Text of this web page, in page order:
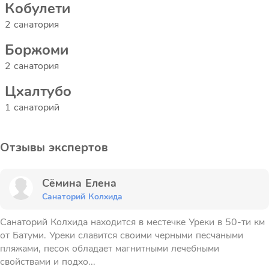
Кобулети
2 санатория
Боржоми
2 санатория
Цхалтубо
1 санаторий
Отзывы экспертов
Сёмина Елена
Санаторий Колхида
Санаторий Колхида находится в местечке Уреки в 50-ти км
от Батуми. Уреки славится своими черными песчаными
пляжами, песок обладает магнитными лечебными
свойствами и подхо...